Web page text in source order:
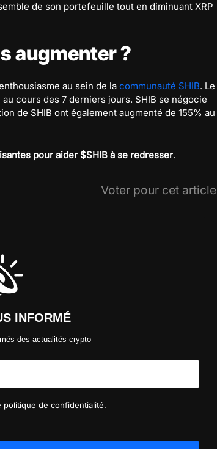
de son portefeuille tout en diminuant XRP
augmenter ?
au sein de la communauté SHIB. Le
cours des 7 derniers jours. SHIB se négocie
de SHIB ont également augmenté de 155% au
pour aider $SHIB à se redresser.
Voter pour cet article
INFORMÉ
des actualités crypto
de confidentialité.